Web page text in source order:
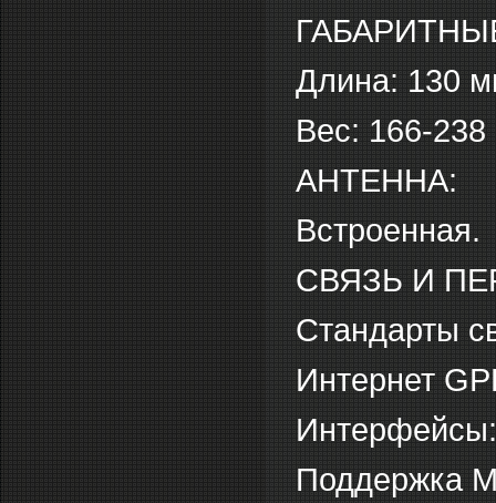
Длина: 130
Вес: 166-238
АНТЕННА:
Встроенная.
СВЯЗЬ И
Стандарты
Интернет
Поддержка